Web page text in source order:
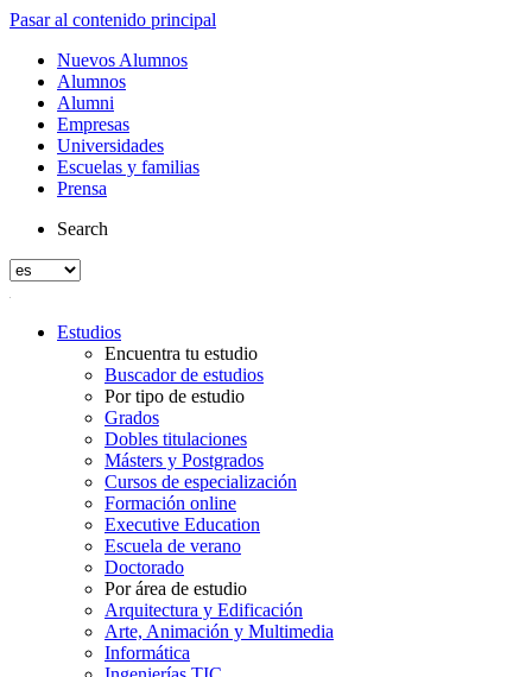
Pasar al contenido principal
Nuevos Alumnos
Alumnos
Alumni
Empresas
Universidades
Escuelas y familias
Prensa
Search
Estudios
Encuentra tu estudio
Buscador de estudios
Por tipo de estudio
Grados
Dobles titulaciones
Másters y Postgrados
Cursos de especialización
Formación online
Executive Education
Escuela de verano
Doctorado
Por área de estudio
Arquitectura y Edificación
Arte, Animación y Multimedia
Informática